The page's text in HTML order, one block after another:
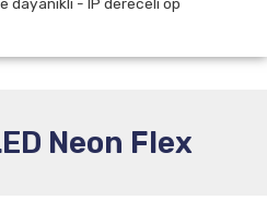
dayanıklı - IP dereceli op
Neon Flex